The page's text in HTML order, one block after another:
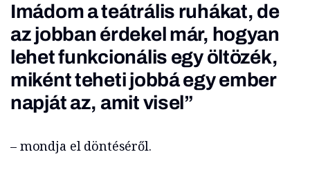
Imádom a teátrális ruhákat, de
az jobban érdekel már, hogyan
lehet funkcionális egy öltözék,
miként teheti jobbá egy ember
napját az, amit visel”
– mondja el döntéséről.